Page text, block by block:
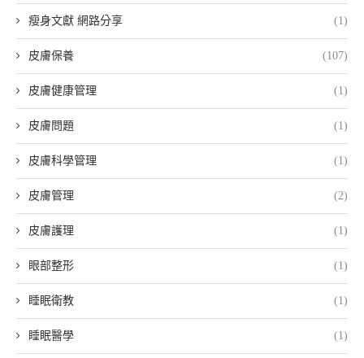
瘦身文獻 網路分享 (1)
皮膚保養 (107)
皮膚健康管理 (1)
皮膚問題 (1)
皮膚科學管理 (1)
皮膚管理 (2)
皮膚護理 (1)
眼部整形 (1)
睡眠衛教 (1)
睡眠醫學 (1)